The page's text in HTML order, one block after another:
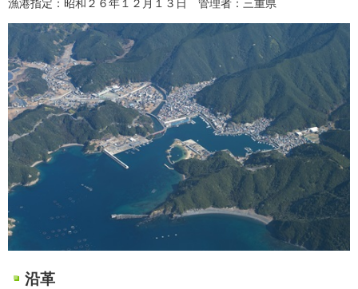
漁港指定：昭和２６年１２月１３日 管理者：三重県
沿革